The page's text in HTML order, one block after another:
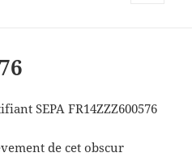
SEPA FR14ZZZ600576
de cet obscur